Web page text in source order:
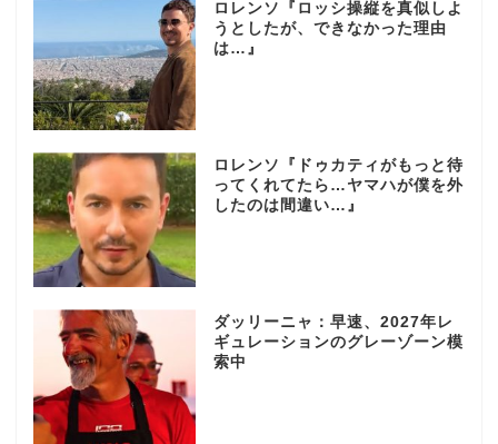
ロレンソ『ロッシ操縦を真似しよ
うとしたが、できなかった理由
は…』
ロレンソ『ドゥカティがもっと待
ってくれてたら…ヤマハが僕を外
したのは間違い…』
ダッリーニャ：早速、2027年レ
ギュレーションのグレーゾーン模
索中